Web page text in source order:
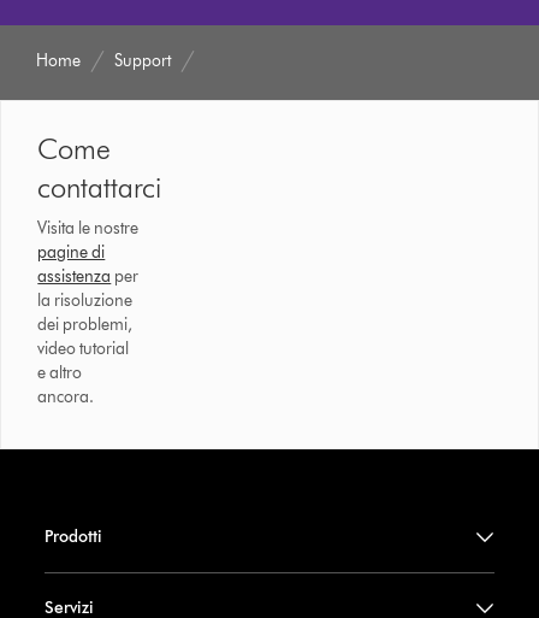
Home Support
Come
contattarci
Visita le nostre
pagine di
assistenza per
la risoluzione
dei problemi,
video tutorial
e altro
ancora.
Prodotti
Servizi